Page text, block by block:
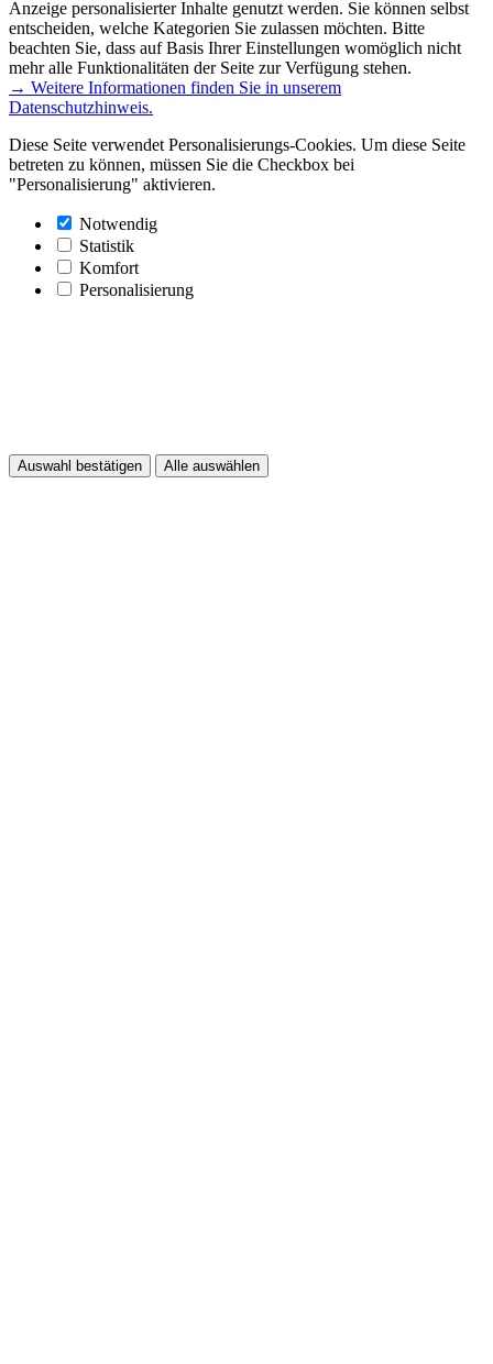
Anzeige personalisierter Inhalte genutzt werden. Sie können selbst
entscheiden, welche Kategorien Sie zulassen möchten. Bitte
beachten Sie, dass auf Basis Ihrer Einstellungen womöglich nicht
mehr alle Funktionalitäten der Seite zur Verfügung stehen.
→ Weitere Informationen finden Sie in unserem
Datenschutzhinweis.
Diese Seite verwendet Personalisierungs-Cookies. Um diese Seite
betreten zu können, müssen Sie die Checkbox bei
"Personalisierung" aktivieren.
Notwendig
Statistik
Komfort
Personalisierung
Auswahl bestätigen Alle auswählen